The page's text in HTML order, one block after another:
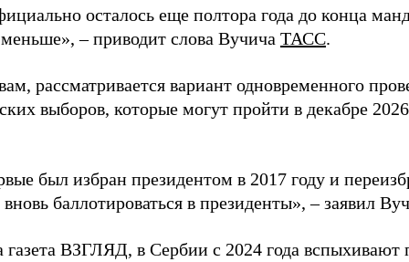
осталось еще полтора года до конца
– приводит слова Вучича ТАСС.
рассматривается вариант одновременного
выборов, которые могут пройти в декабре
был избран президентом в 2017 году и
баллотироваться в президенты», – заявил
газета ВЗГЛЯД, в Сербии с 2024 года вспыхивают